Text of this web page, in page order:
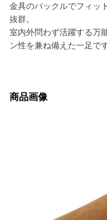
金具のバックルでフィッ
抜群。
室内外問わず活躍する万
ン性を兼ね備えた一足です
商品画像